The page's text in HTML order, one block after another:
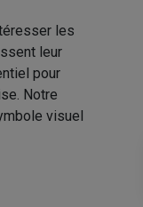
les
leur
pour
Notre
visuel